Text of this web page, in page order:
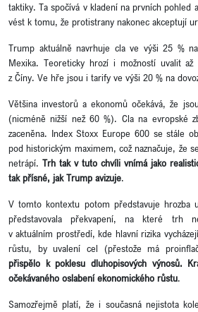
taktiky. Ta spočívá v kladení na prvních pohled
vést k tomu, že protistrany nakonec akceptují
Trump aktuálně navrhuje cla ve výši 25 %
Mexika. Teoreticky hrozí i možností uvalit
z Číny. Ve hře jsou i tarify ve výši 20 % na
Většina investorů a ekonomů očekává, že
(nicméně nižší než 60 %). Cla na evropské
zaceněna. Index Stoxx Europe 600 se stále
pod historickým maximem, což naznačuje, že
netrápí. Trh tak v tuto chvíli vnímá jako
tak přísné, jak Trump avizuje.
V tomto kontextu potom představuje hrozba
představovala překvapení, na které trh
v aktuálním prostředí, kde hlavní rizika
růstu, by uvalení cel (přestože má
přispělo k poklesu dluhopisových výnosů.
očekávaného oslabení ekonomického růstu.
Samozřejmě platí, že i současná nejistota